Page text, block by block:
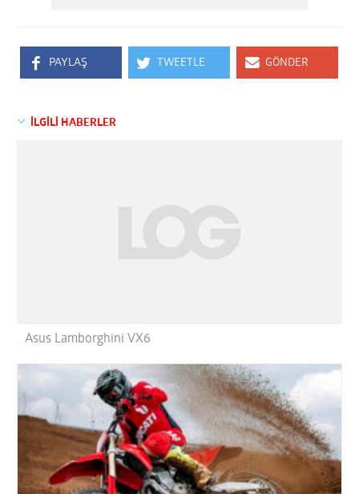
PAYLAŞ TWEETLE GÖNDER
İLGİLİ HABERLER
Asus Lamborghini VX6